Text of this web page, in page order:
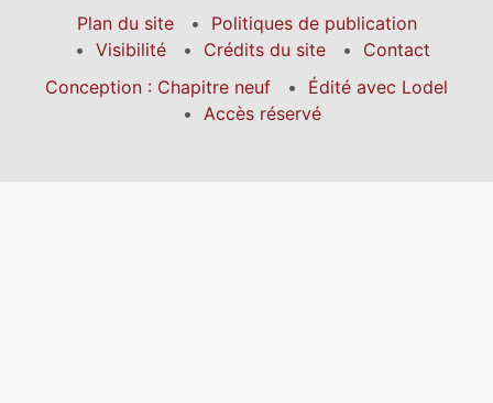
Plan du site
Politiques de publication
Visibilité
Crédits du site
Contact
Conception : Chapitre neuf
Édité avec Lodel
Accès réservé